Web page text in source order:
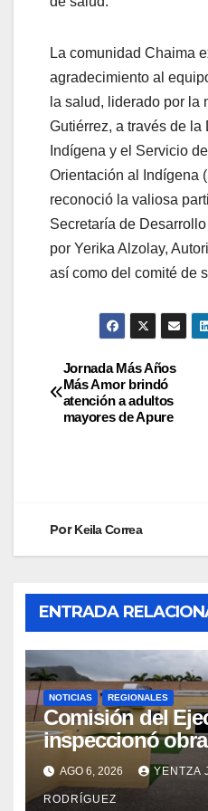
La comunidad Chaima
agradecimiento al
la salud, liderado por la
Gutiérrez, a través de la
Indígena y el Servicio
Orientación al Indígena
reconoció la valiosa
Secretaría de
por Yerika Alzolay,
así como del comité de
Jornada Más Años
Más Amor brindó
atención a adultos
mayores de Apure
PorKeila Correa
ENTRADA
NOTICIAS REGIONALES
Comisión del
inspeccionó
recuperación en
Integral Aragua
AGO 6, 2026 YENTZA
RODRÍGUEZ